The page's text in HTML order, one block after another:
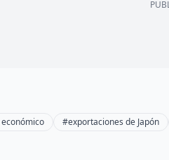
#exportaciones de Japón